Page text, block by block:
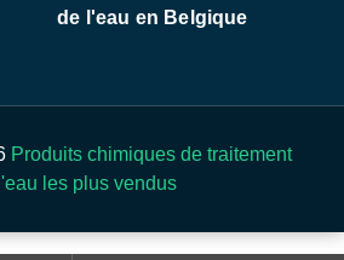
de l'eau en Belgique
Produits chimiques de traitement
les plus vendus